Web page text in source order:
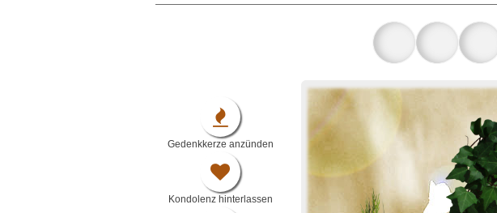
Gedenkkerze anzünden
Kondolenz hinterlassen